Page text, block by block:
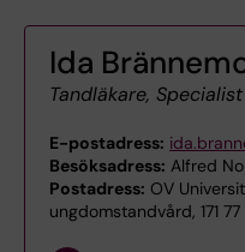
Ida
Tandläkare, Specialist
E-postadress:
Besöksadress: Alfred
Postadress: OV
ungdomstandvård, 171